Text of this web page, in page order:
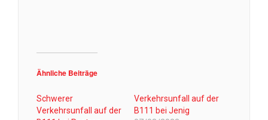
Ähnliche Beiträge
Schwerer
Verkehrsunfall auf der
Verkehrsunfall auf der
B111 bei Jenig